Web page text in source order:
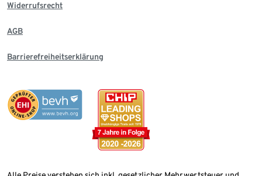
Widerrufsrecht
AGB
Barrierefreiheitserklärung